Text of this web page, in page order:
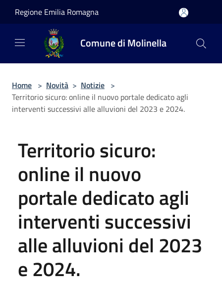
Regione Emilia Romagna
Comune di Molinella
Home > Novità > Notizie >
Territorio sicuro: online il nuovo portale dedicato agli
interventi successivi alle alluvioni del 2023 e 2024.
Territorio sicuro:
online il nuovo
portale dedicato agli
interventi successivi
alle alluvioni del 2023
e 2024.